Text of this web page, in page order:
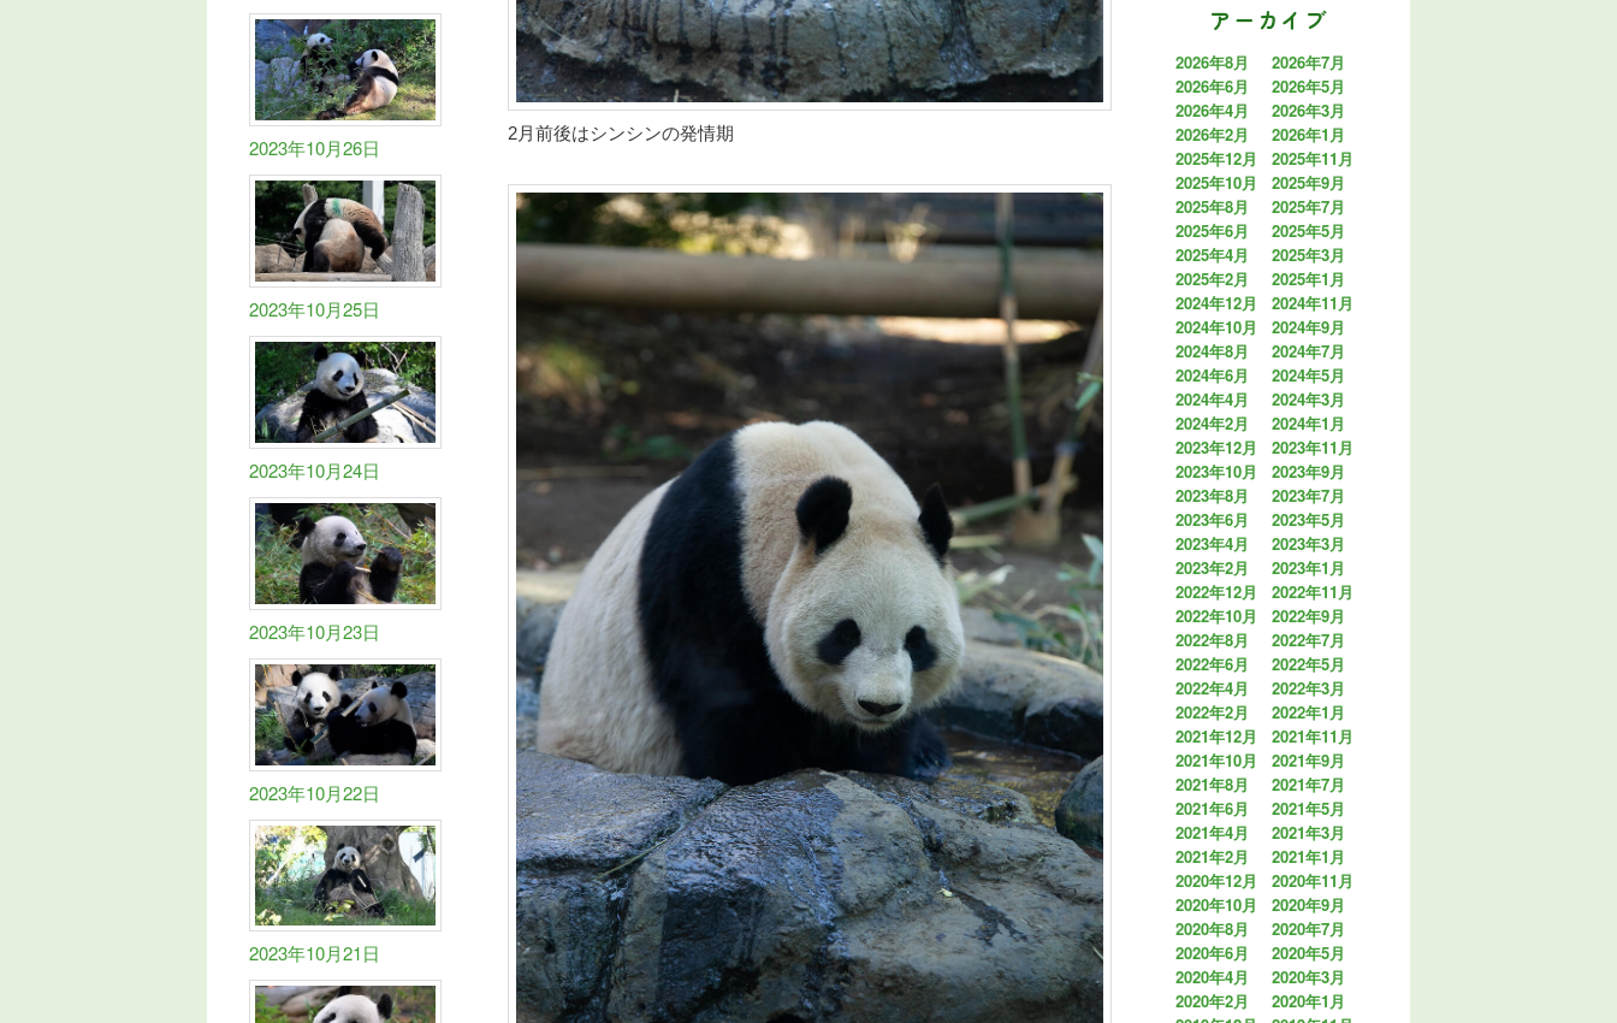
2023年10月26日
2023年10月25日
2023年10月24日
2023年10月23日
2023年10月22日
2023年10月21日
2月前後はシンシンの発情期
アーカイブ
2026年8月
2026年7月
2026年6月
2026年5月
2026年4月
2026年3月
2026年2月
2026年1月
2025年12月
2025年11月
2025年10月
2025年9月
2025年8月
2025年7月
2025年6月
2025年5月
2025年4月
2025年3月
2025年2月
2025年1月
2024年12月
2024年11月
2024年10月
2024年9月
2024年8月
2024年7月
2024年6月
2024年5月
2024年4月
2024年3月
2024年2月
2024年1月
2023年12月
2023年11月
2023年10月
2023年9月
2023年8月
2023年7月
2023年6月
2023年5月
2023年4月
2023年3月
2023年2月
2023年1月
2022年12月
2022年11月
2022年10月
2022年9月
2022年8月
2022年7月
2022年6月
2022年5月
2022年4月
2022年3月
2022年2月
2022年1月
2021年12月
2021年11月
2021年10月
2021年9月
2021年8月
2021年7月
2021年6月
2021年5月
2021年4月
2021年3月
2021年2月
2021年1月
2020年12月
2020年11月
2020年10月
2020年9月
2020年8月
2020年7月
2020年6月
2020年5月
2020年4月
2020年3月
2020年2月
2020年1月